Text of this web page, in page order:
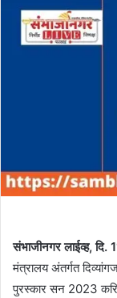
संभाजीनगर लाईव्ह, दि.
मंत्रालय अंतर्गत
पुरस्कार सन 2023